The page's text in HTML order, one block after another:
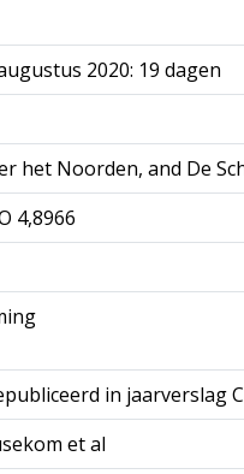
2020: 19 dagen
het Noorden, and De
4,8966
in jaarverslag
et al